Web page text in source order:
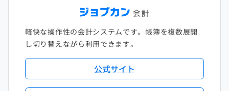
軽快な操作性の会計システムです。帳簿を複数展開
し切り替えながら利用できます。
公式サイト